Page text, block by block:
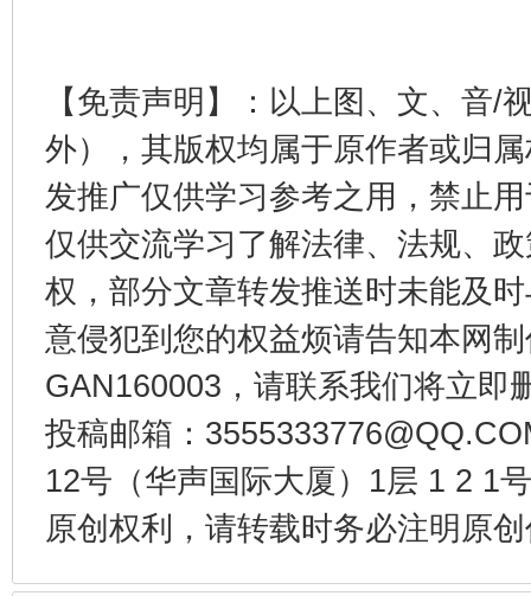
【免责声明】：以上图、文、音/
外），其版权均属于原作者或归
发推广仅供学习参考之用，禁止
仅供交流学习了解法律、法规、
权，部分文章转发推送时未能及
意侵犯到您的权益烦请告知本网
GAN160003，请联系我们将立即
投稿邮箱：
12号（华声国际大厦）1层 1 2 1
原创权利，请转载时务必注明原
从幼儿园到大学，有这些资助 “
事关残疾人未来5年